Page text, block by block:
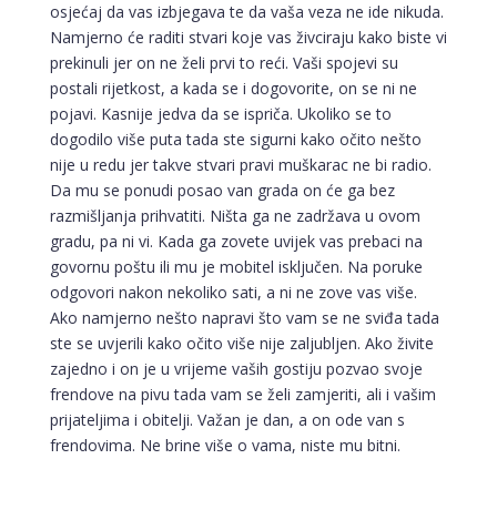
osjećaj da vas izbjegava te da vaša veza ne ide nikuda.
Namjerno će raditi stvari koje vas živciraju kako biste vi
prekinuli jer on ne želi prvi to reći. Vaši spojevi su
postali rijetkost, a kada se i dogovorite, on se ni ne
pojavi. Kasnije jedva da se ispriča. Ukoliko se to
dogodilo više puta tada ste sigurni kako očito nešto
nije u redu jer takve stvari pravi muškarac ne bi radio.
Da mu se ponudi posao van grada on će ga bez
razmišljanja prihvatiti. Ništa ga ne zadržava u ovom
gradu, pa ni vi. Kada ga zovete uvijek vas prebaci na
govornu poštu ili mu je mobitel isključen. Na poruke
odgovori nakon nekoliko sati, a ni ne zove vas više.
Ako namjerno nešto napravi što vam se ne sviđa tada
ste se uvjerili kako očito više nije zaljubljen. Ako živite
zajedno i on je u vrijeme vaših gostiju pozvao svoje
frendove na pivu tada vam se želi zamjeriti, ali i vašim
prijateljima i obitelji. Važan je dan, a on ode van s
frendovima. Ne brine više o vama, niste mu bitni.